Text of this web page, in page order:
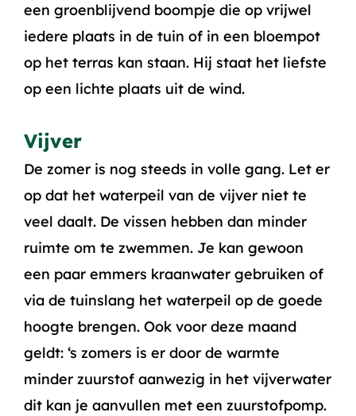
een groenblijvend boompje die op vrijwel
iedere plaats in de tuin of in een bloempot
op het terras kan staan. Hij staat het liefste
op een lichte plaats uit de wind.
Vijver
De zomer is nog steeds in volle gang. Let er
op dat het waterpeil van de vijver niet te
veel daalt. De vissen hebben dan minder
ruimte om te zwemmen. Je kan gewoon
een paar emmers kraanwater gebruiken of
via de tuinslang het waterpeil op de goede
hoogte brengen. Ook voor deze maand
geldt: ‘s zomers is er door de warmte
minder zuurstof aanwezig in het vijverwater
dit kan je aanvullen met een zuurstofpomp.